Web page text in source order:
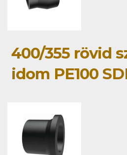
400/355 rövid
idom PE100